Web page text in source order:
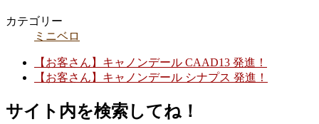
カテゴリー
ミニベロ
【お客さん】キャノンデール CAAD13 発進！
【お客さん】キャノンデール シナプス 発進！
サイト内を検索してね！